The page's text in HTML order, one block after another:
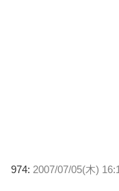
974: 2007/07/05(木)